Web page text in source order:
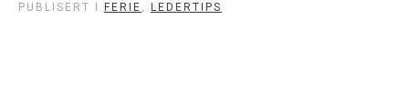
PUBLISERT I FERIE , LEDERTIPS